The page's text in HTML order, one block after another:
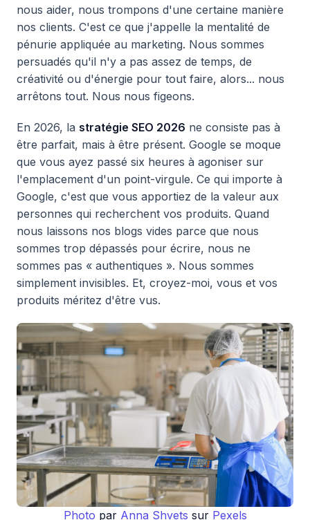
nous aider, nous trompons d'une certaine manière
nos clients. C'est ce que j'appelle la mentalité de
pénurie appliquée au marketing. Nous sommes
persuadés qu'il n'y a pas assez de temps, de
créativité ou d'énergie pour tout faire, alors... nous
arrêtons tout. Nous nous figeons.
En 2026, la stratégie SEO 2026 ne consiste pas à
être parfait, mais à être présent. Google se moque
que vous ayez passé six heures à agoniser sur
l'emplacement d'un point-virgule. Ce qui importe à
Google, c'est que vous apportiez de la valeur aux
personnes qui recherchent vos produits. Quand
nous laissons nos blogs vides parce que nous
sommes trop dépassés pour écrire, nous ne
sommes pas « authentiques ». Nous sommes
simplement invisibles. Et, croyez-moi, vous et vos
produits méritez d'être vus.
Photo par Anna Shvets sur Pexels